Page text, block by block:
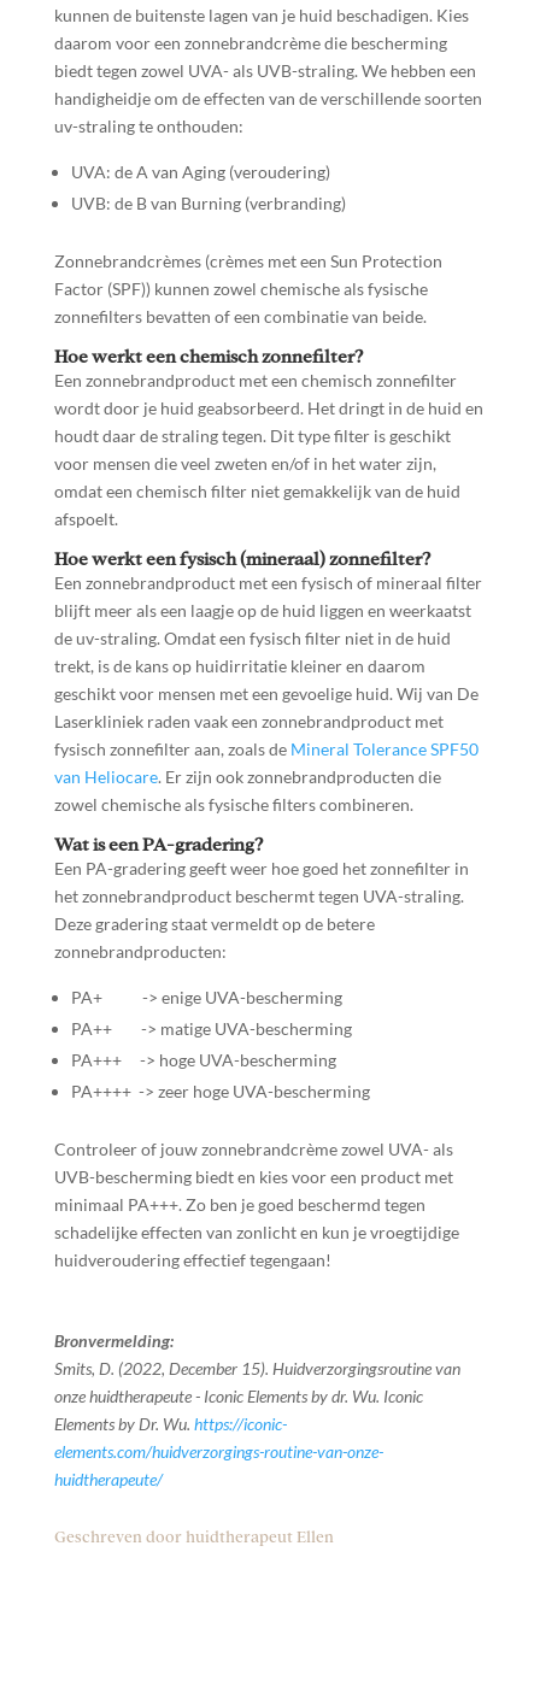
kunnen de buitenste lagen van je huid beschadigen. Kies
daarom voor een zonnebrandcrème die bescherming
biedt tegen zowel UVA- als UVB-straling. We hebben een
handigheidje om de effecten van de verschillende soorten
uv-straling te onthouden:
UVA: de A van Aging (veroudering)
UVB: de B van Burning (verbranding)
Zonnebrandcrèmes (crèmes met een Sun Protection
Factor (SPF)) kunnen zowel chemische als fysische
zonnefilters bevatten of een combinatie van beide.
Hoe werkt een chemisch zonnefilter?
Een zonnebrandproduct met een chemisch zonnefilter
wordt door je huid geabsorbeerd. Het dringt in de huid en
houdt daar de straling tegen. Dit type filter is geschikt
voor mensen die veel zweten en/of in het water zijn,
omdat een chemisch filter niet gemakkelijk van de huid
afspoelt.
Hoe werkt een fysisch (mineraal) zonnefilter?
Een zonnebrandproduct met een fysisch of mineraal filter
blijft meer als een laagje op de huid liggen en weerkaatst
de uv-straling. Omdat een fysisch filter niet in de huid
trekt, is de kans op huidirritatie kleiner en daarom
geschikt voor mensen met een gevoelige huid. Wij van De
Laserkliniek raden vaak een zonnebrandproduct met
fysisch zonnefilter aan, zoals de Mineral Tolerance SPF50
van Heliocare. Er zijn ook zonnebrandproducten die
zowel chemische als fysische filters combineren.
Wat is een PA-gradering?
Een PA-gradering geeft weer hoe goed het zonnefilter in
het zonnebrandproduct beschermt tegen UVA-straling.
Deze gradering staat vermeldt op de betere
zonnebrandproducten:
PA+ -> enige UVA-bescherming
PA++ -> matige UVA-bescherming
PA+++ -> hoge UVA-bescherming
PA++++ -> zeer hoge UVA-bescherming
Controleer of jouw zonnebrandcrème zowel UVA- als
UVB-bescherming biedt en kies voor een product met
minimaal PA+++. Zo ben je goed beschermd tegen
schadelijke effecten van zonlicht en kun je vroegtijdige
huidveroudering effectief tegengaan!
Bronvermelding:
Smits, D. (2022, December 15). Huidverzorgingsroutine van
onze huidtherapeute - Iconic Elements by dr. Wu. Iconic
Elements by Dr. Wu. https://iconic-
elements.com/huidverzorgings-routine-van-onze-
huidtherapeute/
Geschreven door huidtherapeut Ellen